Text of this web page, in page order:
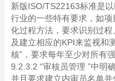
新版ISO/TS22163标准是
行业的一些特有要求，如
化过程方法，要求识别过
及建立相应的KPI来监视和
核”，要求每年至少对所有
9.2.3.2 “审核员管理 ”中明
并且要求建立内审员名单